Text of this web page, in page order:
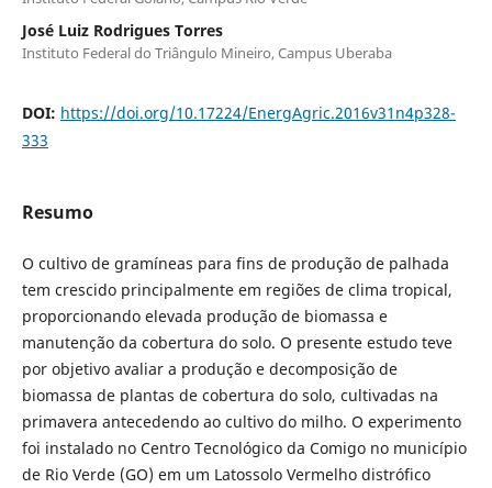
José Luiz Rodrigues Torres
Instituto Federal do Triângulo Mineiro, Campus Uberaba
DOI: https://doi.org/10.17224/EnergAgric.2016v31n4p328-
333
Resumo
O cultivo de gramíneas para fins de produção de palhada
tem crescido principalmente em regiões de clima tropical,
proporcionando elevada produção de biomassa e
manutenção da cobertura do solo. O presente estudo teve
por objetivo avaliar a produção e decomposição de
biomassa de plantas de cobertura do solo, cultivadas na
primavera antecedendo ao cultivo do milho. O experimento
foi instalado no Centro Tecnológico da Comigo no município
de Rio Verde (GO) em um Latossolo Vermelho distrófico